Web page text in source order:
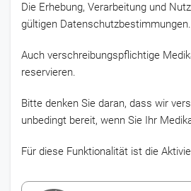
Die Erhebung, Verarbeitung und
gültigen Datenschutzbestimmungen.
Auch verschreibungspflichtige
reservieren.
Bitte denken Sie daran, dass wir
unbedingt bereit, wenn Sie Ihr
Für diese Funktionalität ist die